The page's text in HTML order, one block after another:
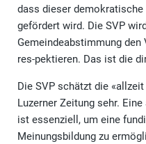
dass dieser
gefördert wird. Die SVP
Gemeindeabstimmung
res-pektieren. Das ist die
Die SVP schätzt die
Luzerner Zeitung sehr.
ist essenziell, um eine
Meinungsbildung zu